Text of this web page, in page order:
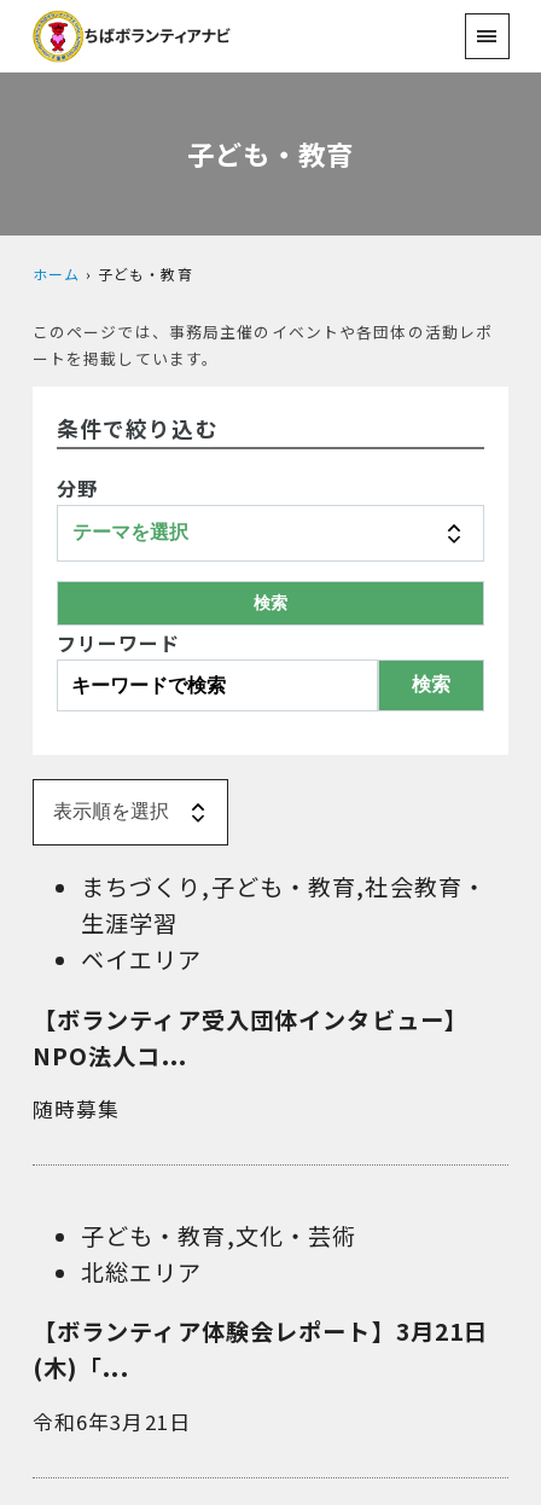
子ども・教育
ホーム 子ども・教育
このページでは、事務局主催のイベントや各団体の活動レポ
ートを掲載しています。
条件で絞り込む
分野
フリーワード
検索
まちづくり ,子ども・教育,社会教育・
生涯学習
ベイエリア
【ボランティア受入団体インタビュー】
NPO法人コ...
随時募集
子ども・教育,文化・芸術
北総エリア
【ボランティア体験会レポート】3月21日
(木)「...
令和6年3月21日